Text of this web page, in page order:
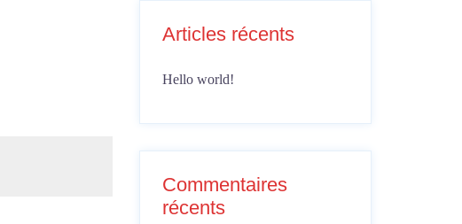
Articles récents
Hello world!
Commentaires
récents